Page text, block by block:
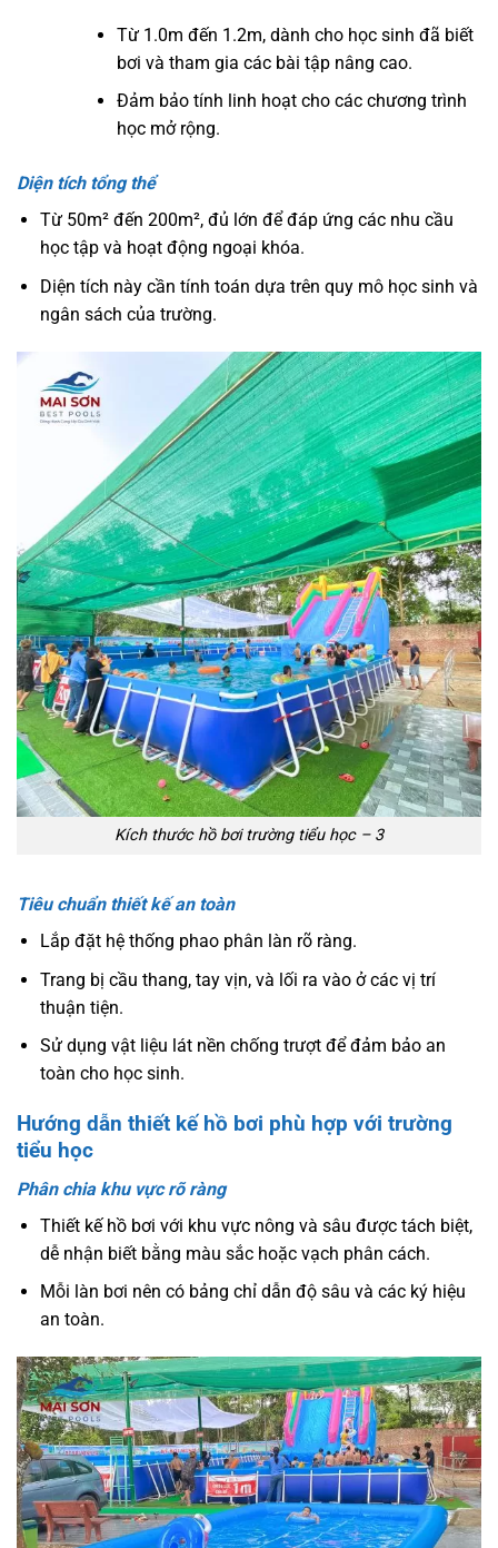
Từ 1.0m đến 1.2m, dành cho học sinh đã biết
bơi và tham gia các bài tập nâng cao.
Đảm bảo tính linh hoạt cho các chương trình
học mở rộng.
Diện tích tổng thể
Từ 50m² đến 200m², đủ lớn để đáp ứng các nhu cầu
học tập và hoạt động ngoại khóa.
Diện tích này cần tính toán dựa trên quy mô học sinh và
ngân sách của trường.
Kích thước hồ bơi trường tiểu học – 3
Tiêu chuẩn thiết kế an toàn
Lắp đặt hệ thống phao phân làn rõ ràng.
Trang bị cầu thang, tay vịn, và lối ra vào ở các vị trí
thuận tiện.
Sử dụng vật liệu lát nền chống trượt để đảm bảo an
toàn cho học sinh.
Hướng dẫn thiết kế hồ bơi phù hợp với trường
tiểu học
Phân chia khu vực rõ ràng
Thiết kế hồ bơi với khu vực nông và sâu được tách biệt,
dễ nhận biết bằng màu sắc hoặc vạch phân cách.
Mỗi làn bơi nên có bảng chỉ dẫn độ sâu và các ký hiệu
an toàn.